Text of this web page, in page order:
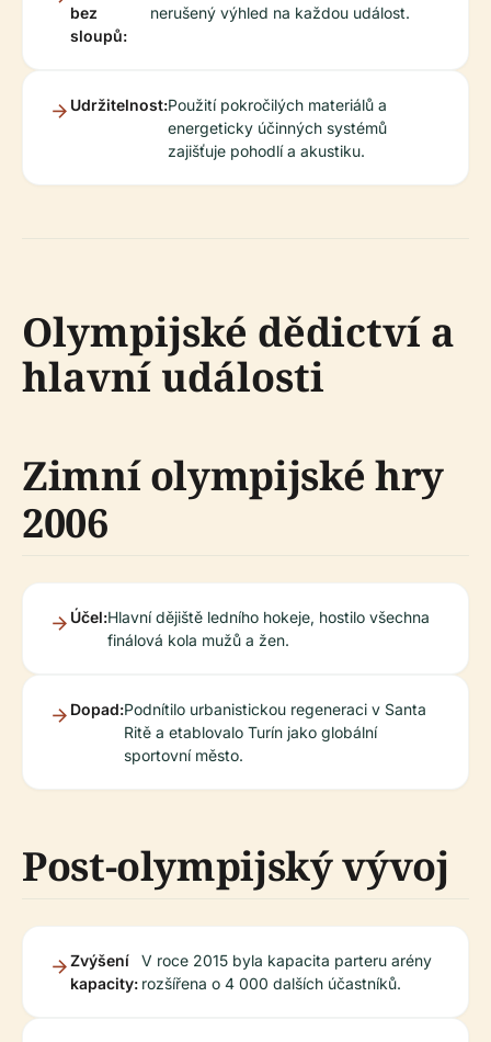
bez
sloupů:
nerušený výhled na každou událost.
Udržitelnost:Použití pokročilých materiálů a
energeticky účinných systémů
zajišťuje pohodlí a akustiku.
Olympijské dědictví a
hlavní události
Zimní olympijské hry
2006
Účel:Hlavní dějiště ledního hokeje, hostilo všechna
finálová kola mužů a žen.
Dopad:Podnítilo urbanistickou regeneraci v Santa
Ritě a etablovalo Turín jako globální
sportovní město.
Post-olympijský vývoj
Zvýšení
kapacity:
V roce 2015 byla kapacita parteru arény
rozšířena o 4 000 dalších účastníků.